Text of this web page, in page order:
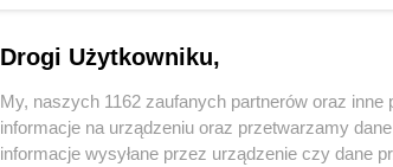
Drogi Użytkowniku,
My, naszych 1162 zaufanych partnerów oraz
informacje na urządzeniu oraz przetwarzamy
informacje wysyłane przez urządzenie czy dane